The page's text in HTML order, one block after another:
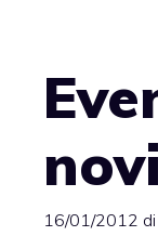
16/01/2012 di